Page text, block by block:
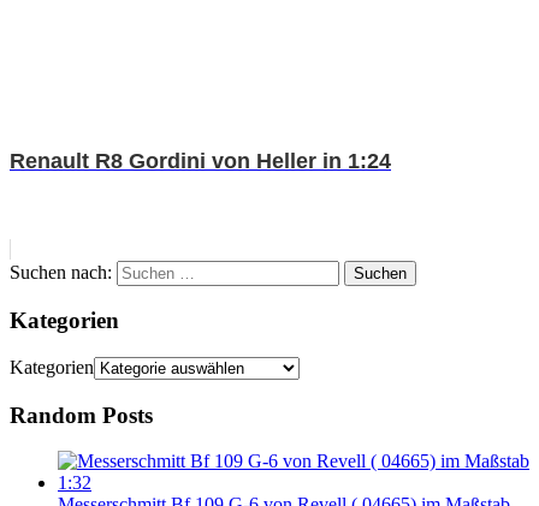
Renault R8 Gordini von Heller in 1:24
Suchen nach: Suchen
Kategorien
Kategorien
Random Posts